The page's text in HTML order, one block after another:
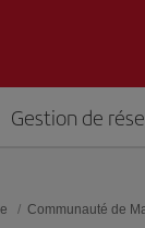
Gestion de
Communauté de